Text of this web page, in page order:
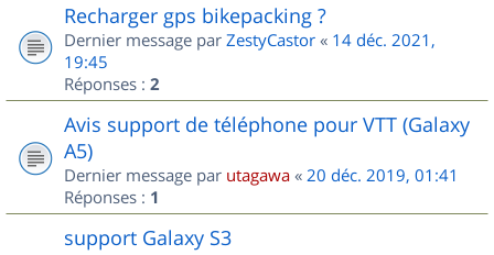
Recharger gps bikepacking ?
Dernier message par ZestyCastor « 14 déc. 2021,
19:45
Réponses : 2
Avis support de téléphone pour VTT (Galaxy
A5)
Dernier message par utagawa « 20 déc. 2019, 01:41
Réponses : 1
support Galaxy S3